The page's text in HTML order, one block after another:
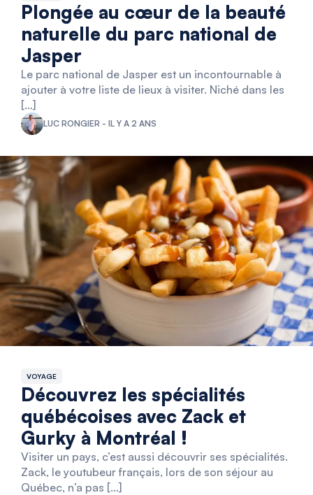
Plongée au cœur de la beauté
naturelle du parc national de
Jasper
Le parc national de Jasper est un incontournable à
ajouter à votre liste de lieux à visiter. Niché dans les
[…]
LUC RONGIER - IL Y A 2 ANS
VOYAGE
Découvrez les spécialités
québécoises avec Zack et
Gurky à Montréal !
Visiter un pays, c’est aussi découvrir ses spécialités.
Zack, le youtubeur français, lors de son séjour au
Québec, n’a pas […]